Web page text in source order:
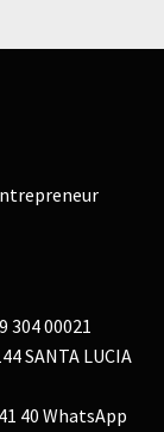
304 00021
SANTA LUCIA
40 WhatsApp